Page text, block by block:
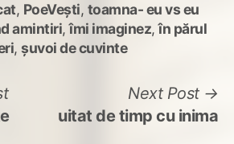
, PoeVești, toamna- eu vs eu
amintiri,îmi imaginez,în părul
, șuvoi de cuvinte
Previous
post:
Next Post
uitat de timp cu inima